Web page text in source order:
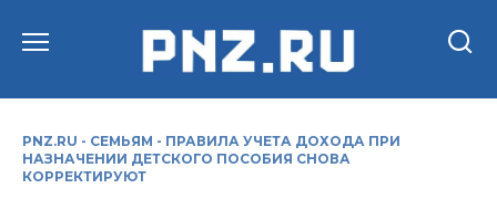
PNZ.RU - СЕМЬЯМ - ПРАВИЛА УЧЕТА ДОХОДА ПРИ
НАЗНАЧЕНИИ ДЕТСКОГО ПОСОБИЯ СНОВА
КОРРЕКТИРУЮТ